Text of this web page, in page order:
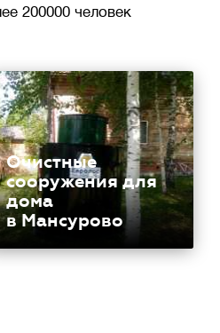
200000 человек
Очистные
сооружения для
дома
в Мансурово